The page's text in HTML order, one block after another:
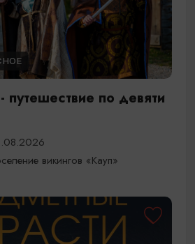
путешествие по девяти
викингов «Кауп»